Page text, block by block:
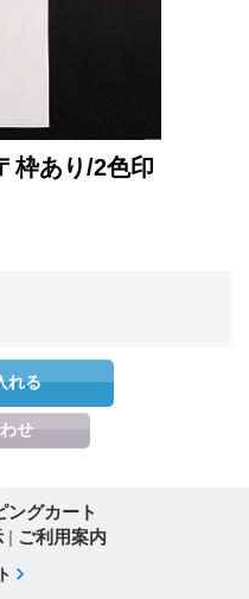
枠あり/2色印
ングカート
| ご利用案内